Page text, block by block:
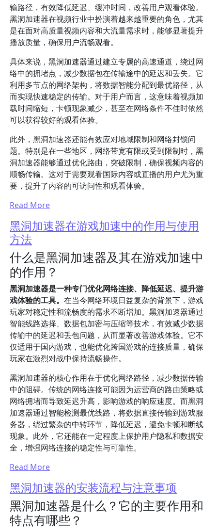
输路径，有效降低延迟、缓冲时间，改善用户观看体验。
黑洞加速器在视频行业中扮演着越来越重要的角色，尤其
是在面对高质量视频内容和大流量需求时，能够显著提升
播放质量，确保用户流畅观看。
具体来说，黑洞加速器通过建立专属的高速通道，绕过网
络中的拥堵点，减少数据包在传输途中的延迟和丢失。它
利用多节点的网络架构，将数据智能分配到最优路径，从
而实现快速稳定的传输。对于用户而言，这意味着视频加
载时间缩短，卡顿现象减少，甚至在网络条件不佳时依然
可以获得较好的观看体验。
此外，黑洞加速器还能有效应对地域限制和网络封锁问
题。特别是在一些地区，网络带宽有限或受到限制时，黑
洞加速器能够通过优化路由，突破限制，确保视频内容的
顺畅传输。这对于需要观看国际内容或直播的用户尤为重
要，提升了内容的可访问性和观看体验。
Read More
黑洞加速器在游戏加速中的作用与使用
方法
什么是黑洞加速器及其在游戏加速中
的作用？
黑洞加速器是一种专门优化网络连接、降低延迟、提升游
戏体验的工具。 在当今网络环境日益复杂的背景下，游戏
玩家对稳定性和流畅度的需求不断增加。黑洞加速器通过
智能线路选择、数据包加密与压缩等技术，有效减少数据
传输中的延迟和丢包问题，从而显著改善游戏体验。它不
仅适用于国内游戏，也能优化跨国游戏的连接质量，确保
玩家在激烈对战中保持流畅操作。
黑洞加速器的核心作用在于优化网络路径，减少数据传输
中的阻碍。传统的网络连接可能因为运营商的路由策略或
网络拥堵而导致延迟升高，影响游戏的响应速度。而黑洞
加速器通过智能检测最优线路，将数据直接传输到游戏服
务器，绕过繁杂的中转环节，降低延迟，避免卡顿和断线
现象。此外，它还能在一定程度上保护用户隐私和数据安
全，增强网络连接的稳定性与可靠性。
Read More
黑洞加速器的安装流程与注意事项
黑洞加速器是什么？它的主要作用和
特点有哪些？